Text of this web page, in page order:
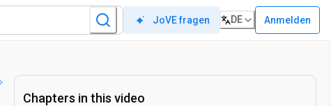
JoVE fragen DE Anmelden
Chapters in this video